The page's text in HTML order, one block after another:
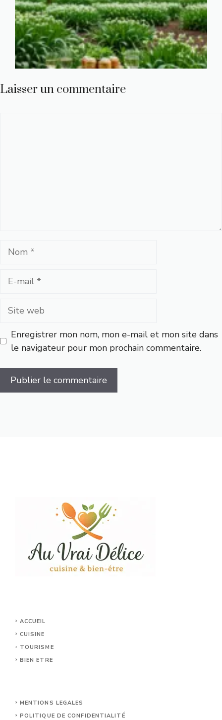
Laisser un commentaire
Nom
Site
Enregistrer mon nom, mon e-mail et mon site dans
le navigateur pour mon prochain commentaire.
ACCUEIL
CUISINE
TOURISME
BIEN ETRE
MENTIONS LEGALES
POLITIQUE DE CONFIDENTIALITÉ